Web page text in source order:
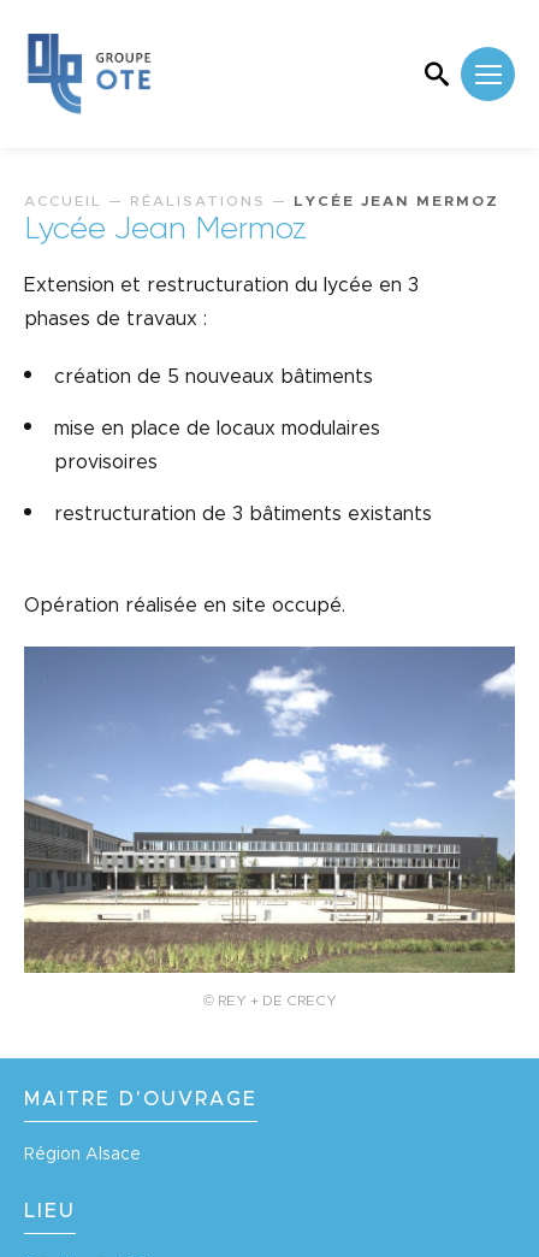
ACCUEIL — RÉALISATIONS — LYCÉE JEAN MERMOZ
Lycée Jean Mermoz
Extension et restructuration du lycée en 3
phases de travaux :
création de 5 nouveaux bâtiments
mise en place de locaux modulaires
provisoires
restructuration de 3 bâtiments existants
Opération réalisée en site occupé.
© REY + DE CRECY
MAITRE D'OUVRAGE
Région Alsace
LIEU